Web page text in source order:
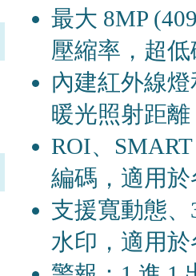
最大 8MP
壓縮率，超
內建紅外線
暖光照射距離
ROI、
編碼，適用
支援寬動態
水印，適用